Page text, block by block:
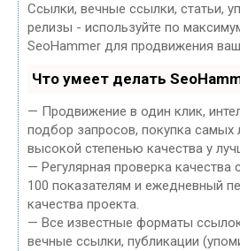
Ссылки, вечные ссылки, статьи,
релизы - используйте по
SeoHammer для продвижения
Что умеет делать
— Продвижение в один клик,
подбор запросов, покупка самых
высокой степенью качества у
— Регулярная проверка
100 показателям и ежедневный
качества проекта.
— Все известные форматы
вечные ссылки, публикации